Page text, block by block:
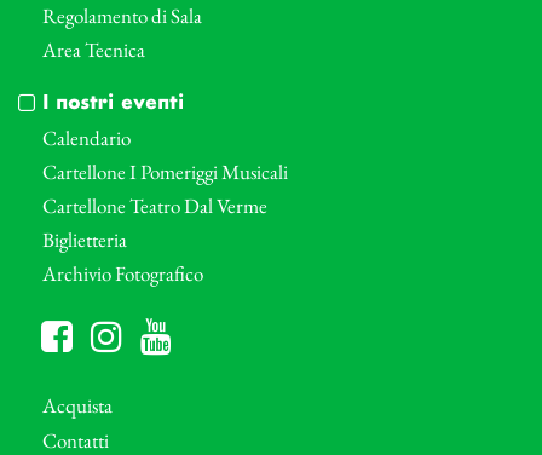
Regolamento di Sala
Area Tecnica
I nostri eventi
Calendario
Cartellone I Pomeriggi Musicali
Cartellone Teatro Dal Verme
Biglietteria
Archivio Fotografico
Acquista
Contatti